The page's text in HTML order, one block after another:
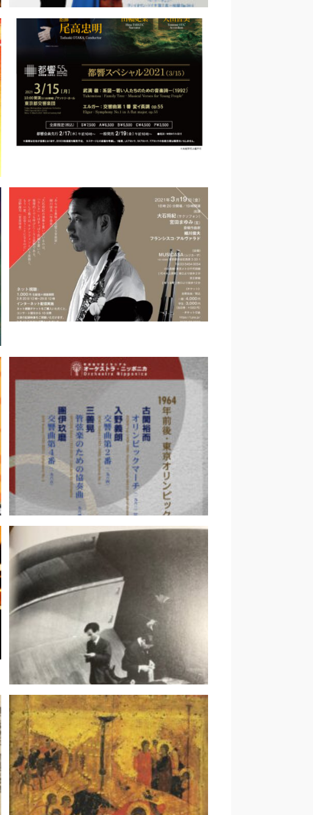
辻彩奈ヴァイオリンリサイタル｜小
石かつら
都響スペシャル2021｜戸ノ下達也
ジェクト #3 サクソフォン×笙｜西
オーケストラ・ニッポニカ第37回演
奏会｜戸ノ下達也
カデンツァ｜音楽の未来って （8）
現代音楽界隈の話｜丘山万里子